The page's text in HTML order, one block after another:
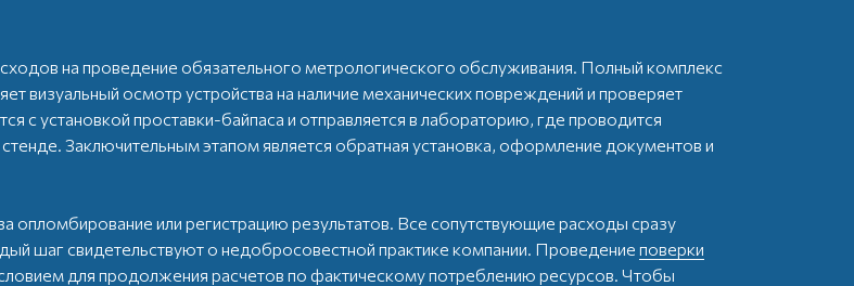
на проведение обязательного метрологического обслуживания. Полный комплекс
визуальный осмотр устройства на наличие механических повреждений и проверяет
с установкой проставки-байпаса и отправляется в лабораторию, где проводится
Заключительным этапом является обратная установка, оформление документов и
опломбирование или регистрацию результатов. Все сопутствующие расходы сразу
шаг свидетельствуют о недобросовестной практике компании. Проведение поверки
для продолжения расчетов по фактическому потреблению ресурсов. Чтобы